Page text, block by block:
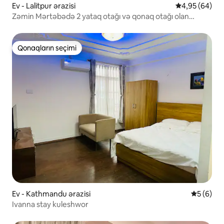
Ev - Lalitpur ərazisi Ortalama
4,95 (64)
Zəmin Mərtəbədə 2 yataq otağı və qonaq otağı olan
Qonaqların seçimi
Qonaqların seçimi
Ev - Kathmandu ərazisi
5 (6)
Ivanna stay kuleshwor